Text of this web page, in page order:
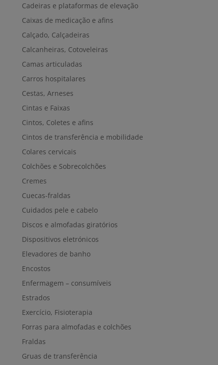
Cadeiras e plataformas de elevação
Caixas de medicação e afins
Calçado, Calçadeiras
Calcanheiras, Cotoveleiras
Camas articuladas
Carros hospitalares
Cestas, Arneses
Cintas e Faixas
Cintos, Coletes e afins
Cintos de transferência e mobilidade
Colares cervicais
Colchões e Sobrecolchões
Cremes
Cuecas-fraldas
Cuidados pele e cabelo
Discos e almofadas giratórios
Dispositivos eletrónicos
Elevadores de banho
Encostos
Enfermagem – consumíveis
Estrados
Exercício, Fisioterapia
Forras para almofadas e colchões
Fraldas
Gruas de transferência